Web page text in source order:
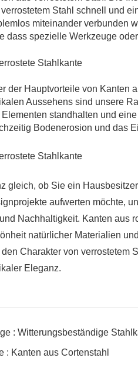
Stahl schnell und
miteinander verbunden
dass spezielle Werkzeuge
der Hauptvorteile von Kanten
Aussehens sind unsere
standhalten und
Bodenerosion und das
gleich, ob Sie ein
aufwerten möchte,
Nachhaltigkeit. Kanten aus
natürlicher Materialien
den Charakter von verrostetem
Eleganz.
: Witterungsbeständige
: Kanten aus Cortenstahl